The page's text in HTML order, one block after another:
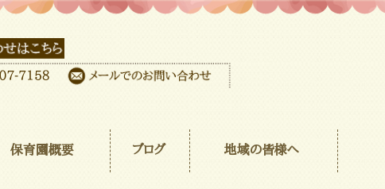
保育園概要 ブログ 地域の皆様へ